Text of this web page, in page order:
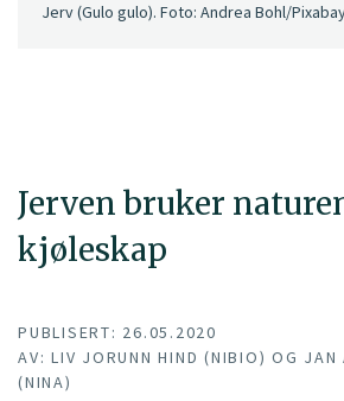
Jerven bruker
kjøleskap
Jerv (Gulo gulo). Foto: Andrea Bohl/
PUBLISERT: 26.05.2020
AV: LIV JORUNN HIND (NIBIO) OG JAN
(NINA)